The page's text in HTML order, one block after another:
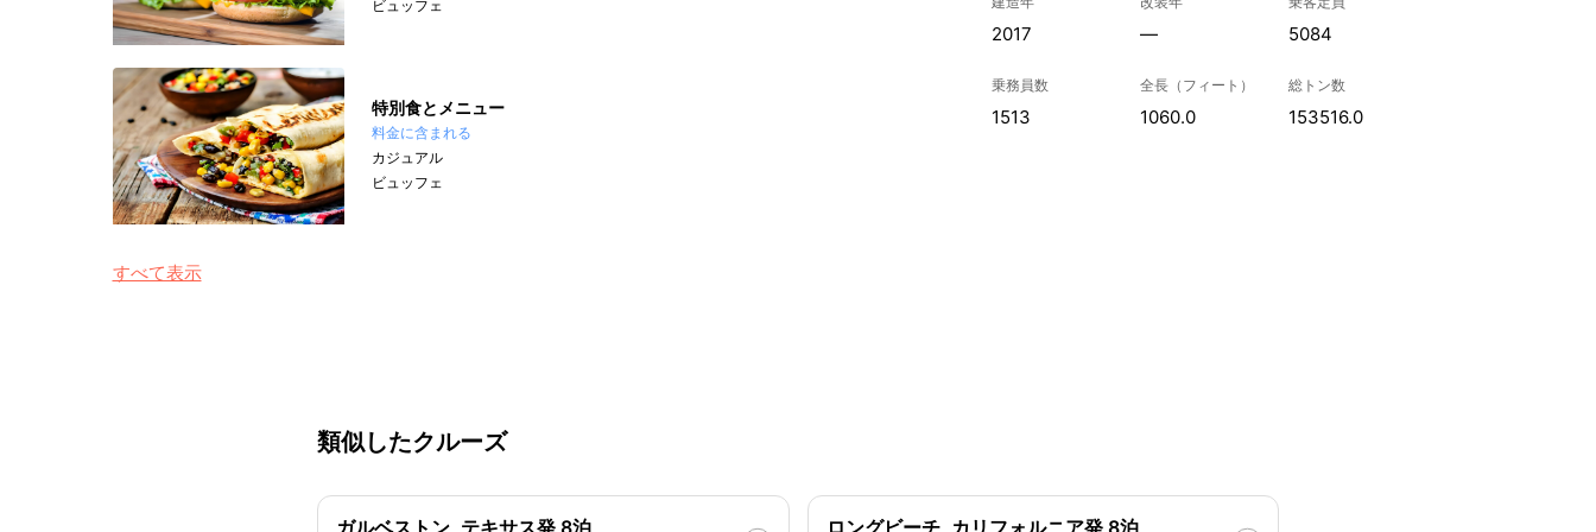
ビュッフェ
特別食とメニュー
料金に含まれる
カジュアル
ビュッフェ
すべて表示
2017 — 5084
乗務員数
1513
全長（フィート）
1060.0
総トン数
153516.0
類似したクルーズ